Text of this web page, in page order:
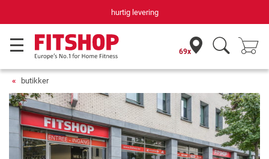
hurtig levering
69x
butikker